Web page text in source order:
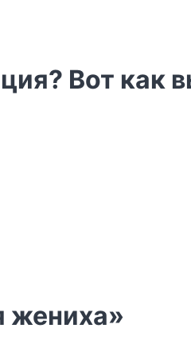
Вот как
жениха»